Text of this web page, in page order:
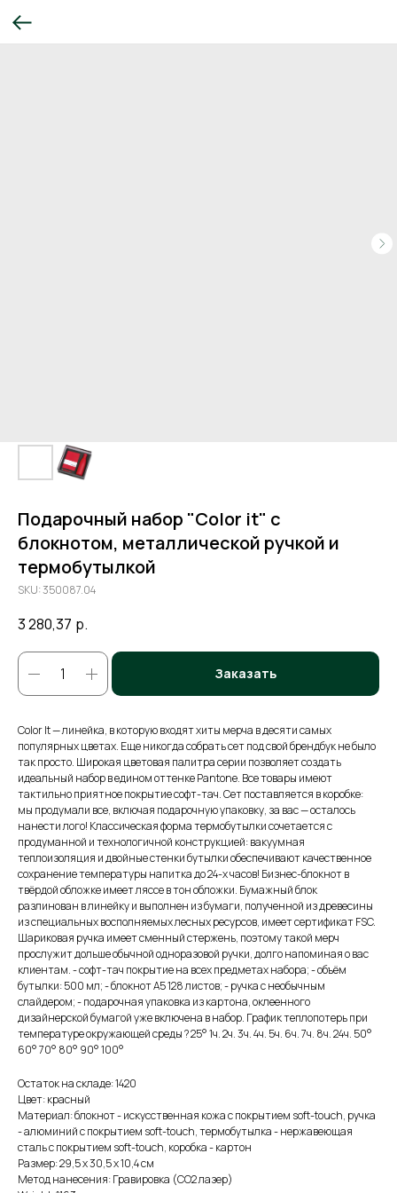
Подарочный набор "Color it" с
блокнотом, металлической ручкой и
термобутылкой
SKU:350087.04
3 280,37 р.
Заказать
Color It — линейка, в которую входят хиты мерча в десяти самых
популярных цветах. Еще никогда собрать сет под свой брендбук не было
так просто. Широкая цветовая палитра серии позволяет создать
идеальный набор в едином оттенке Pantone. Все товары имеют
тактильно приятное покрытие софт-тач. Сет поставляется в коробке:
мы продумали все, включая подарочную упаковку, за вас — осталось
нанести лого! Классическая форма термобутылки сочетается с
продуманной и технологичной конструкцией: вакуумная
теплоизоляция и двойные стенки бутылки обеспечивают качественное
сохранение температуры напитка до 24-х часов! Бизнес-блокнот в
твёрдой обложке имеет ляссе в тон обложки. Бумажный блок
разлинован в линейку и выполнен из бумаги, полученной из древесины
из специальных восполняемых лесных ресурсов, имеет сертификат FSC.
Шариковая ручка имеет сменный стержень, поэтому такой мерч
прослужит дольше обычной одноразовой ручки, долго напоминая о вас
клиентам. - софт-тач покрытие на всех предметах набора; - объём
бутылки: 500 мл; - блокнот А5 128 листов; - ручка с необычным
слайдером; - подарочная упаковка из картона, оклеенного
дизайнерской бумагой уже включена в набор. График теплопотерь при
температуре окружающей среды ? 25° 1ч. 2ч. 3ч. 4ч. 5ч. 6ч. 7ч. 8ч. 24ч. 50°
60° 70° 80° 90° 100°
Остаток на складе: 1420
Цвет: красный
Материал: блокнот - искусственная кожа с покрытием soft-touch, ручка
- алюминий с покрытием soft-touch, термобутылка - нержавеющая
cталь с покрытием soft-touch, коробка - картон
Размер: 29,5 х 30,5 х 10,4 см
Метод нанесения: Гравировка (CO2 лазер)